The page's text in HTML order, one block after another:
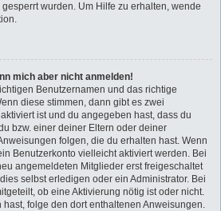
wurden. Um Hilfe zu erhalten, wende
mich aber nicht anmelden!
Benutzernamen und das richtige
diese stimmen, dann gibt es zwei
aktiviert ist und du angegeben hast, dass du
bzw. einer deiner Eltern oder deiner
folgen, die du erhalten hast. Wenn
Benutzerkonto vielleicht aktiviert werden. Bei
angemeldeten Mitglieder erst freigeschaltet
selbst erledigen oder ein Administrator. Bei
ob eine Aktivierung nötig ist oder nicht.
folge den dort enthaltenen Anweisungen.